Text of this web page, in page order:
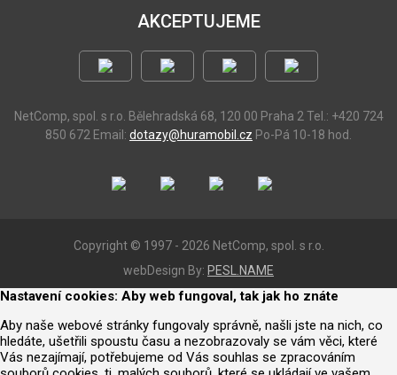
AKCEPTUJEME
NetComp, spol. s r.o. Bělehradská 68, 120 00 Praha 2 Tel.: +420 724
850 672 Email: dotazy@huramobil.cz Po-Pá 10-18 hod.
Copyright © 1997 - 2026 NetComp, spol. s r.o.
webDesign By: PESL.NAME
Nastavení cookies: Aby web fungoval, tak jak ho znáte
Aby naše webové stránky fungovaly správně, našli jste na nich, co
hledáte, ušetřili spoustu času a nezobrazovaly se vám věci, které
Vás nezajímají, potřebujeme od Vás souhlas se zpracováním